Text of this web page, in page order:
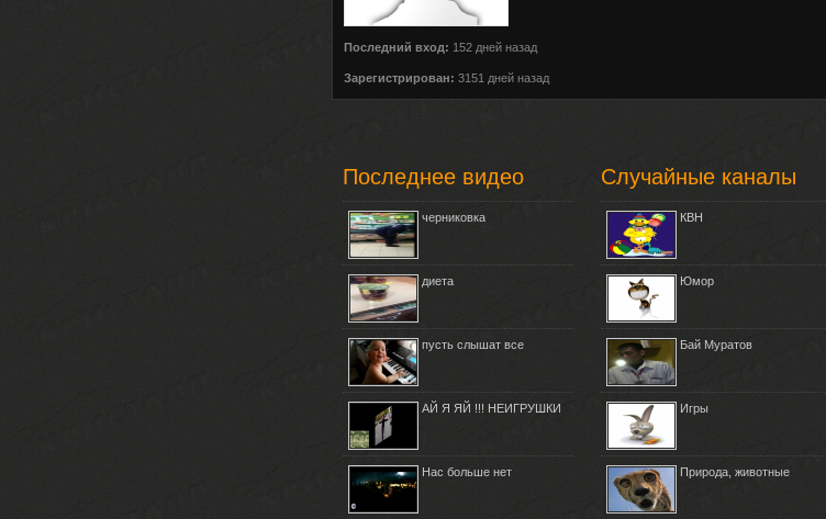
Последний вход: 152 дней назад
Зарегистрирован: 3151 дней назад
Последнее видео
черниковка
диета
пусть слышат все
АЙ Я ЯЙ !!! НЕИГРУШКИ
Нас больше нет
Случайные каналы
КВН
Юмор
Бай Муратов
Игры
Природа, животные